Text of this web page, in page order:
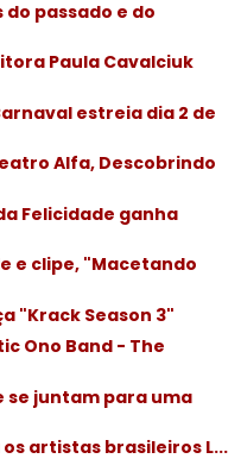
do passado e do
Paula Cavalciuk
estreia dia 2 de
Alfa, Descobrindo
Felicidade ganha
e clipe, "Macetando
"Krack Season 3"
Ono Band - The
se juntam para uma
artistas brasileiros L...